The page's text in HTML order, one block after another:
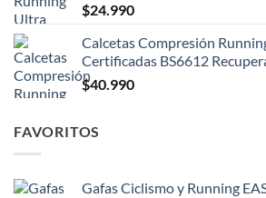
$24.990
Calcetas Compresión
Certificadas BS6612
$40.990
FAVORITOS
Gafas Ciclismo y Running